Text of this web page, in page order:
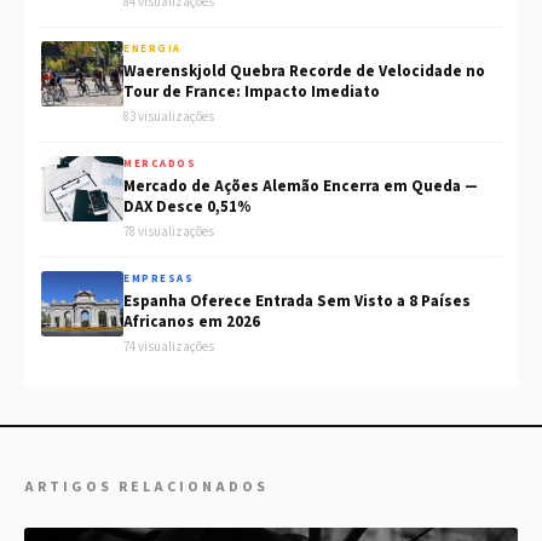
ENERGIA
Waerenskjold Quebra Recorde de Velocidade no
Tour de France: Impacto Imediato
83 visualizações
MERCADOS
Mercado de Ações Alemão Encerra em Queda —
DAX Desce 0,51%
78 visualizações
EMPRESAS
Espanha Oferece Entrada Sem Visto a 8 Países
Africanos em 2026
74 visualizações
ARTIGOS RELACIONADOS